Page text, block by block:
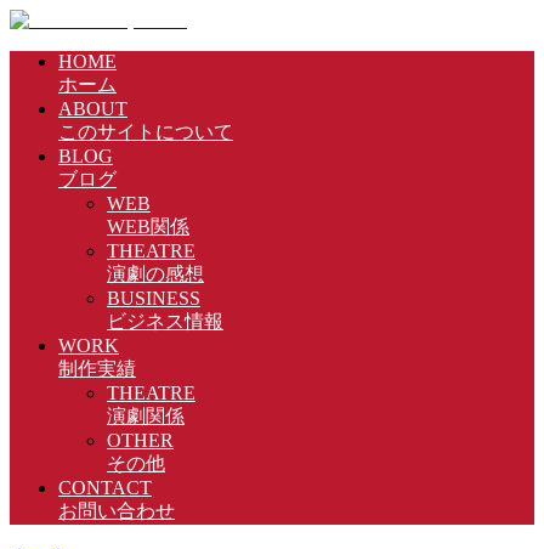
HOME
ホーム
ABOUT
このサイトについて
BLOG
ブログ
WEB
WEB関係
THEATRE
演劇の感想
BUSINESS
ビジネス情報
WORK
制作実績
THEATRE
演劇関係
OTHER
その他
CONTACT
お問い合わせ